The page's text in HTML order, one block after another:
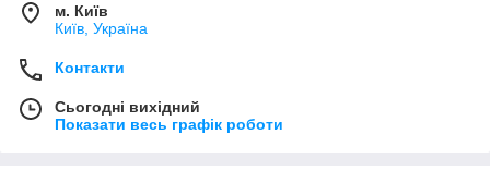
м. Київ
Київ, Україна
Контакти
Сьогодні вихідний
Показати весь графік роботи